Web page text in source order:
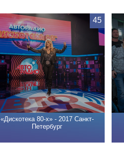
«Дискотека 80-х» - 2017 Санкт-
Петербург
45